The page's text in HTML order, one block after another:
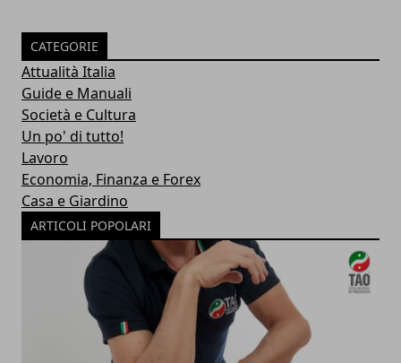
CATEGORIE
Attualità Italia
Guide e Manuali
Società e Cultura
Un po' di tutto!
Lavoro
Economia, Finanza e Forex
Casa e Giardino
ARTICOLI POPOLARI